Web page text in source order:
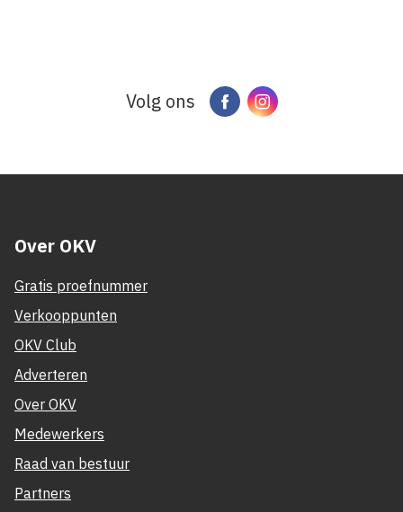
Volg ons FacebookInstagram
Over OKV
Gratis proefnummer
Verkooppunten
OKV Club
Adverteren
Over OKV
Medewerkers
Raad van bestuur
Partners